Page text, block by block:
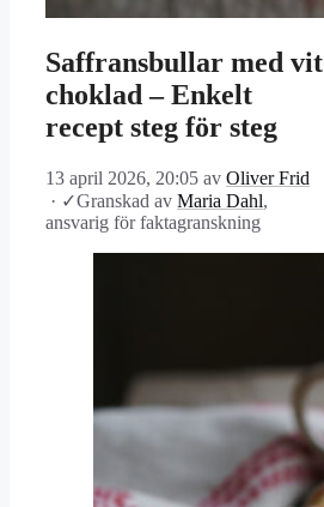
Saffransbullar med vit
choklad – Enkelt
recept steg för steg
13 april 2026, 20:05 av Oliver Frid
· ✓Granskad av Maria Dahl,
ansvarig för faktagranskning